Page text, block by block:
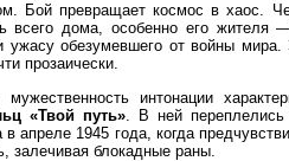
Бой превращает космос в хаос.
всего дома, особенно его
ужасу обезумевшего от войны мира.
прозаически.
интонации
«Твой путь» . В ней
апреле 1945 года, когда
залечивая блокадные раны.